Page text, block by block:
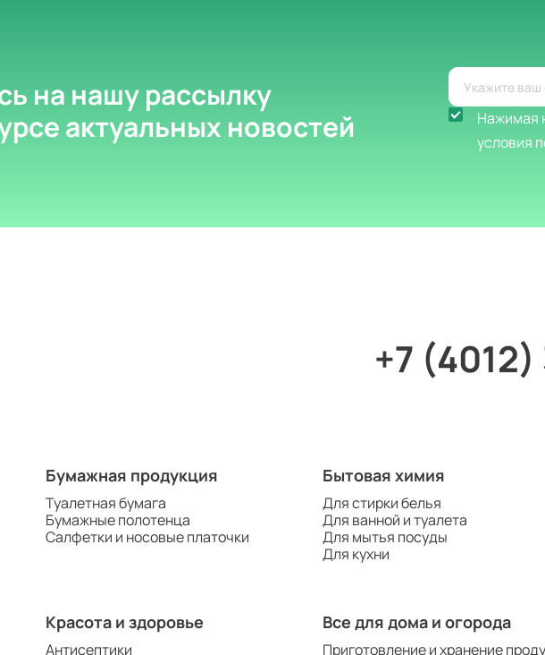
на нашу рассылку
актуальных новостей
Нажимая
условия
+7
Бумажная продукция
Туалетная бумага
Бумажные полотенца
Салфетки и носовые платочки
Бытовая химия
Для стирки белья
Для ванной и туалета
Для мытья посуды
Для кухни
Красота и здоровье
Антисептики
Все для дома и огорода
Приготовление и хранение